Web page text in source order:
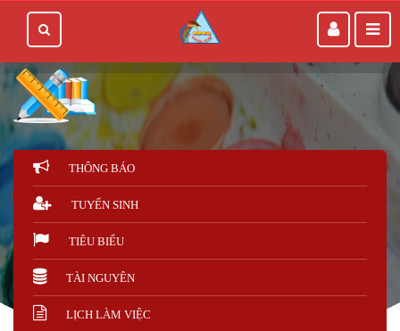
THÔNG BÁO
TUYỂN SINH
TIÊU BIỂU
TÀI NGUYÊN
LỊCH LÀM VIỆC